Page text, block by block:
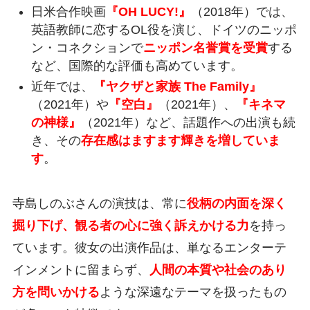
日米合作映画『OH LUCY!』
（2018年）では、
英語教師に恋するOL役を演じ、ドイツのニッポ
ン・コネクションでニッポン名誉賞を受賞する
など、国際的な評価も高めています。
近年では、
『ヤクザと家族 The Family』
（2021年）や 『空白』 （2021年）、
『キネマ
の神様』
（2021年）など、話題作への出演も続
き、その存在感はますます輝きを増していま
す。
寺島しのぶさんの演技は、常に役柄の内面を深く
掘り下げ、観る者の心に強く訴えかける力 を持っ
ています。彼女の出演作品は、単なるエンターテ
インメントに留まらず、
人間の本質や社会のあり
方を問いかけるような深遠なテーマを扱ったもの